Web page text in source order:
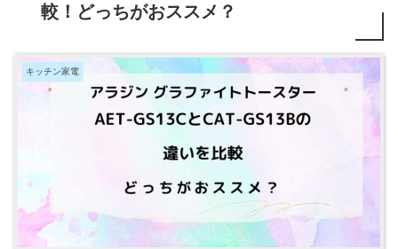
較！どっちがおススメ？
キッチン家電